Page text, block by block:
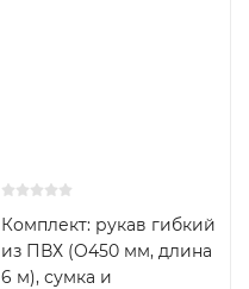
Комплект: рукав гибкий
из ПВХ (O450 мм, длина
6 м), сумка и